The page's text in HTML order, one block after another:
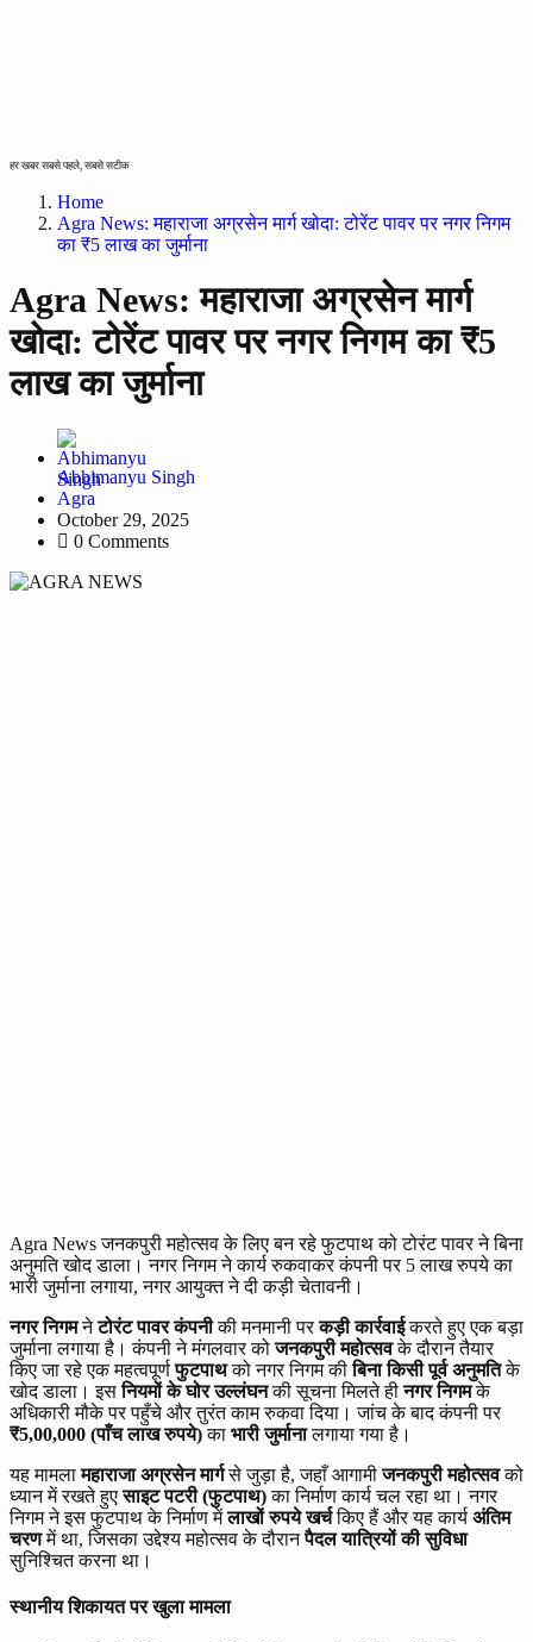
हर खबर सबसे पहले, सबसे सटीक
Home
Agra News: महाराजा अग्रसेन मार्ग खोदा: टोरेंट पावर पर नगर निगम
का ₹5 लाख का जुर्माना
Agra News: महाराजा अग्रसेन मार्ग
खोदा: टोरेंट पावर पर नगर निगम का ₹5
लाख का जुर्माना
Abhimanyu Singh
Agra
October 29, 2025
0 Comments
Agra News जनकपुरी महोत्सव के लिए बन रहे फुटपाथ को टोरंट पावर ने बिना
अनुमति खोद डाला। नगर निगम ने कार्य रुकवाकर कंपनी पर 5 लाख रुपये का
भारी जुर्माना लगाया, नगर आयुक्त ने दी कड़ी चेतावनी।
नगर निगमनेटोरंट पावर कंपनीकी मनमानी परकड़ी कार्रवाईकरते हुए एक बड़ा
जुर्माना लगाया है। कंपनी ने मंगलवार कोजनकपुरी महोत्सवके दौरान तैयार
किए जा रहे एक महत्वपूर्णफुटपाथको नगर निगम कीबिना किसी पूर्व अनुमतिके
खोद डाला। इसनियमों के घोर उल्लंघनकी सूचना मिलते हीनगर निगमके
अधिकारी मौके पर पहुँचे और तुरंत काम रुकवा दिया। जांच के बाद कंपनी पर
₹5,00,000 (पाँच लाख रुपये)का भारी जुर्मानालगाया गया है।
यह मामलामहाराजा अग्रसेन मार्गसे जुड़ा है, जहाँ आगामीजनकपुरी महोत्सवको
ध्यान में रखते हुएसाइट पटरी (फुटपाथ)का निर्माण कार्य चल रहा था। नगर
निगम ने इस फुटपाथ के निर्माण मेंलाखों रुपये खर्चकिए हैं और यह कार्य अंतिम
चरणमें था, जिसका उद्देश्य महोत्सव के दौरानपैदल यात्रियों की सुविधा
सुनिश्चित करना था।
स्थानीय शिकायत पर खुला मामला